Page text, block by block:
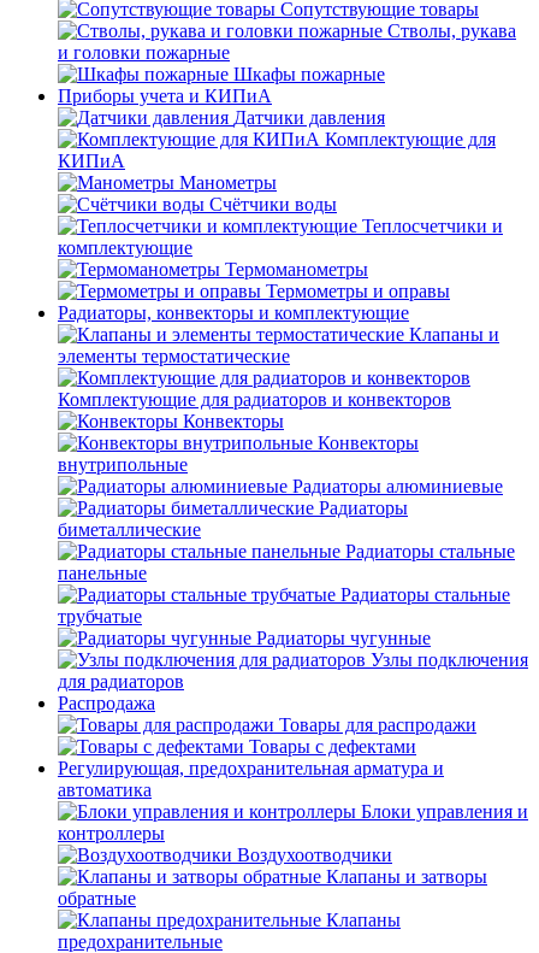
Сопутствующие товары
Стволы, рукава
и головки пожарные
Шкафы пожарные
Приборы учета и КИПиА
Датчики давления
Комплектующие для
КИПиА
Манометры
Счётчики воды
Теплосчетчики и
комплектующие
Термоманометры
Термометры и оправы
Радиаторы, конвекторы и комплектующие
Клапаны и
элементы термостатические
Комплектующие для радиаторов и конвекторов
Конвекторы
Конвекторы
внутрипольные
Радиаторы алюминиевые
Радиаторы
биметаллические
Радиаторы стальные
панельные
Радиаторы стальные
трубчатые
Радиаторы чугунные
Узлы подключения
для радиаторов
Распродажа
Товары для распродажи
Товары с дефектами
Регулирующая, предохранительная арматура и
автоматика
Блоки управления и
контроллеры
Воздухоотводчики
Клапаны и затворы
обратные
Клапаны
предохранительные